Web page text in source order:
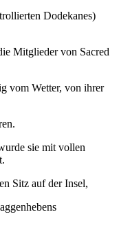
Dodekanes)
Mitglieder von Sacred
vom Wetter, von ihrer
sie mit vollen
Sitz auf der Insel,